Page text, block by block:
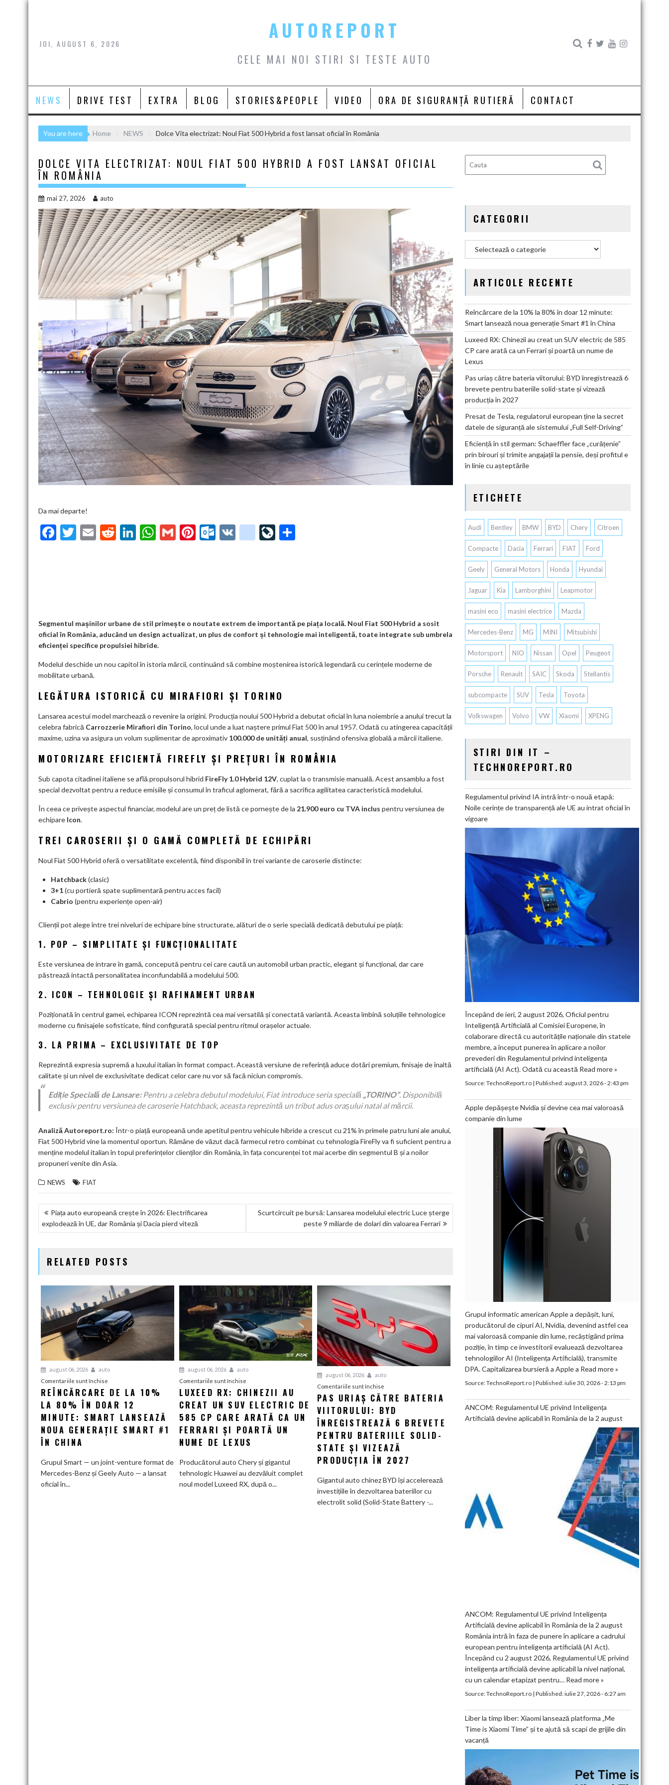
Skip
JOI, AUGUST 6, 2026
AUTOREPORT
CELE MAI NOI STIRI SI TESTE AUTO
NEWS DRIVE TEST EXTRA BLOG STORIES&PEOPLE VIDEO ORA DE SIGURANȚĂ RUTIERĂ CONTACT
You are here Home NEWS Dolce Vita electrizat: Noul Fiat 500 Hybrid a fost lansat oficial în România
DOLCE VITA ELECTRIZAT: NOUL FIAT 500 HYBRID A FOST LANSAT OFICIAL
ÎN ROMÂNIA
mai 27, 2026 auto
Da mai departe!
F
k
T
E
R
Li W
p
G
Pi O
m
g
o
o
k
ar
Li
Segmentul mașinilor urbane de stil primește o noutate extrem de importantă pe piața locală. Noul Fiat 500 Hybrid a sosit
oficial în România, aducând un design actualizat, un plus de confort și tehnologie mai inteligentă, toate integrate sub umbrela
eficienței specifice propulsiei hibride.
Modelul deschide un nou capitol în istoria mărcii, continuând să combine moștenirea istorică legendară cu cerințele moderne de
mobilitate urbană.
LEGĂTURA ISTORICĂ CU MIRAFIORI ȘI TORINO
Lansarea acestui model marchează o revenire la origini. Producția noului 500 Hybrid a debutat oficial în luna noiembrie a anului trecut la
celebra fabrică Carrozzerie Mirafiori din Torino, locul unde a luat naștere primul Fiat 500 în anul 1957. Odată cu atingerea capacității
maxime, uzina va asigura un volum suplimentar de aproximativ 100.000 de unități anual, susținând ofensiva globală a mărcii italiene.
MOTORIZARE EFICIENTĂ FIREFLY ȘI PREȚURI ÎN ROMÂNIA
Sub capota citadinei italiene se află propulsorul hibrid FireFly 1.0 Hybrid 12V, cuplat la o transmisie manuală. Acest ansamblu a fost
special dezvoltat pentru a reduce emisiile și consumul în traficul aglomerat, fără a sacrifica agilitatea caracteristică modelului.
În ceea ce privește aspectul financiar, modelul are un preț de listă ce pornește de la 21.900 euro cu TVA inclus pentru versiunea de
echipare Icon.
TREI CAROSERII ȘI O GAMĂ COMPLETĂ DE ECHIPĂRI
Noul Fiat 500 Hybrid oferă o versatilitate excelentă, fiind disponibil în trei variante de caroserie distincte:
Hatchback(clasic)
3+1(cu portieră spate suplimentară pentru acces facil)
Cabrio (pentru experiențe open-air)
Clienții pot alege între trei niveluri de echipare bine structurate, alături de o serie specială dedicată debutului pe piață:
1. POP – SIMPLITATE ȘI FUNCȚIONALITATE
Este versiunea de intrare în gamă, concepută pentru cei care caută un automobil urban practic, elegant și funcțional, dar care
păstrează intactă personalitatea inconfundabilă a modelului 500.
2. ICON – TEHNOLOGIE ȘI RAFINAMENT URBAN
Poziționată în centrul gamei, echiparea ICON reprezintă cea mai versatilă și conectată variantă. Aceasta îmbină soluțiile tehnologice
moderne cu finisajele sofisticate, fiind configurată special pentru ritmul orașelor actuale.
3. LA PRIMA – EXCLUSIVITATE DE TOP
Reprezintă expresia supremă a luxului italian în format compact. Această versiune de referință aduce dotări premium, finisaje de înaltă
calitate și un nivel de exclusivitate dedicat celor care nu vor să facă niciun compromis.
Ediție Specială de Lansare:Pentru a celebra debutul modelului, Fiat introduce seria specială „TORINO”. Disponibilă
exclusiv pentru versiunea de caroserie Hatchback, aceasta reprezintă un tribut adus orașului natal al mărcii.
Analiză Autoreport.ro: Într-o piață europeană unde apetitul pentru vehicule hibride a crescut cu 21% în primele patru luni ale anului,
Fiat 500 Hybrid vine la momentul oportun. Rămâne de văzut dacă farmecul retro combinat cu tehnologia FireFly va fi suficient pentru a
menține modelul italian în topul preferințelor clienților din România, în fața concurenței tot mai acerbe din segmentul B și a noilor
propuneri venite din Asia.
NEWS FIAT
NAVIGARE
ÎN
Piața auto europeană crește în 2026: Electrificarea
explodează în UE, dar România și Dacia pierd viteză
Scurtcircuit pe bursă: Lansarea modelului electric Luce șterge
peste 9 miliarde de dolari din valoarea Ferrari
RELATED POSTS
august 06, 2026
auto
Comentariile sunt închise
Reîncărcare
de
la
la
REÎNCĂRCARE DE LA 10%
LA 80% ÎN DOAR 12
MINUTE: SMART LANSEAZĂ
NOUA GENERAȚIE SMART #1
ÎN CHINA
Grupul Smart — un joint-venture format de
Mercedes-Benz și Geely Auto — a lansat
oficial în...
august 06, 2026
auto
Comentariile sunt închisepentru
Luxeed
RX:
Chinezii
creat
un
electric
LUXEED RX: CHINEZII AU
CREAT UN SUV ELECTRIC DE
585 CP CARE ARATĂ CA UN
FERRARI ȘI POARTĂ UN
NUME DE LEXUS
Producătorul auto Chery și gigantul
tehnologic Huawei au dezvăluit complet
noul model Luxeed RX, după o...
august 06, 2026
auto
Comentariile sunt închise
Pas
uriaș
către
viitorului:
BYD
înregistrează
brevete
pentru
bateriile
PAS URIAȘ CĂTRE BATERIA
VIITORULUI: BYD
ÎNREGISTREAZĂ 6 BREVETE
PENTRU BATERIILE SOLID-
STATE ȘI VIZEAZĂ
PRODUCȚIA ÎN 2027
Gigantul auto chinez BYD își accelerează
investițiile în dezvoltarea bateriilor cu
electrolit solid (Solid-State Battery -...
CATEGORII
ARTICOLE RECENTE
Reîncărcare de la 10% la 80% în doar 12 minute:
Smart lansează noua generație Smart #1 în China
Luxeed RX: Chinezii au creat un SUV electric de 585
CP care arată ca un Ferrari și poartă un nume de
Lexus
Pas uriaș către bateria viitorului: BYD înregistrează 6
brevete pentru bateriile solid-state și vizează
producția în 2027
Presat de Tesla, regulatorul european ține la secret
datele de siguranță ale sistemului „Full Self-Driving”
Eficiență în stil german: Schaeffler face „curățenie”
prin birouri și trimite angajații la pensie, deși profitul e
în linie cu așteptările
ETICHETE
Audi Bentley BMW BYD Chery Citroen
Compacte Dacia Ferrari FIAT Ford
Geely General Motors Honda Hyundai
Jaguar Kia Lamborghini Leapmotor
masini eco masini electrice Mazda
Mercedes-Benz MG MINI Mitsubishi
Motorsport NIO Nissan Opel Peugeot
Porsche Renault SAIC Skoda Stellantis
subcompacte SUV Tesla Toyota
Volkswagen Volvo VW Xiaomi XPENG
STIRI DIN IT –
TECHNOREPORT.RO
Regulamentul privind IA intră într-o nouă etapă:
Noile cerințe de transparență ale UE au intrat oficial în
vigoare
Începând de ieri, 2 august 2026, Oficiul pentru
Inteligență Artificială al Comisiei Europene, în
colaborare directă cu autoritățile naționale din statele
membre, a început punerea în aplicare a noilor
prevederi din Regulamentul privind inteligența
artificială (AI Act). Odată cu această Read more »
Source:TechnoReport.ro| Published:august 3, 2026 - 2:43 pm
Apple depășește Nvidia și devine cea mai valoroasă
companie din lume
Grupul informatic american Apple a depășit, luni,
producătorul de cipuri AI, Nvidia, devenind astfel cea
mai valoroasă companie din lume, recâștigând prima
poziție, în timp ce investitorii evaluează dezvoltarea
tehnologiilor AI (Inteligența Artificială), transmite
DPA. Capitalizarea bursieră a Apple a Read more »
Source:TechnoReport.ro| Published:iulie 30, 2026 - 2:13 pm
ANCOM: Regulamentul UE privind Inteligența
Artificială devine aplicabil în România de la 2 august
ANCOM: Regulamentul UE privind Inteligența
Artificială devine aplicabil în România de la 2 august
România intră în faza de punere în aplicare a cadrului
european pentru inteligența artificială (AI Act).
Începând cu 2 august 2026, Regulamentul UE privind
inteligența artificială devine aplicabil la nivel național,
cu un calendar etapizat pentru… Read more »
Source:TechnoReport.ro| Published:iulie 27, 2026 - 6:27 am
Liber la timp liber: Xiaomi lansează platforma „Me
Time is Xiaomi Time” și te ajută să scapi de grijile din
vacanță